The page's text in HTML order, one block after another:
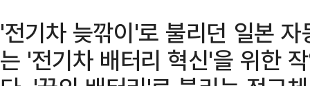
'전기차 늦깎이'로 불리던 일본
는 '전기차 배터리 혁신'을 위한